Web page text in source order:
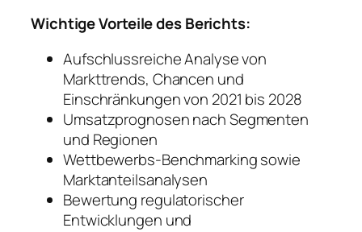
Wichtige Vorteile des Berichts:
Aufschlussreiche Analyse von
Markttrends, Chancen und
Einschränkungen von 2021 bis 2028
Umsatzprognosen nach Segmenten
und Regionen
Wettbewerbs-Benchmarking sowie
Marktanteilsanalysen
Bewertung regulatorischer
Entwicklungen und